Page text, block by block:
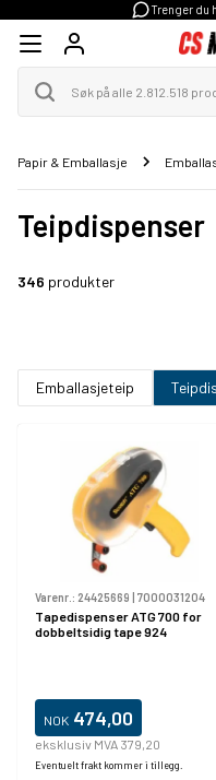
Trenger du
Papir & Emballasje
Teipdispenser
346 produkter
Emballasjeteip
Varenr.: 24425669 | 7000031204
Tapedispenser ATG 700 for
dobbeltsidig tape 924
NOK 474,00
eksklusiv MVA 379,20
Eventuelt frakt kommer i tillegg.